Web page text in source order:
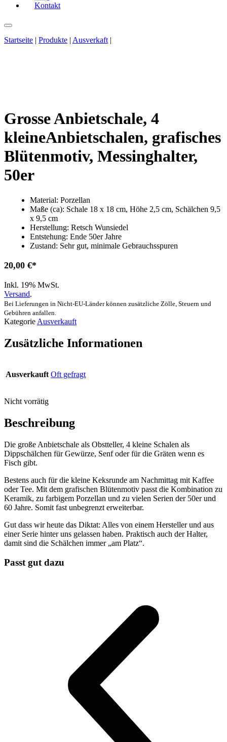
Kontakt
Startseite | Produkte | Ausverkaft |
Grosse Anbietschale, 4
kleineAnbietschalen, grafisches
Blütenmotiv, Messinghalter,
50er
Material: Porzellan
Maße (ca): Schale 18 x 18 cm, Höhe 2,5 cm, Schälchen 9,5
x 9,5 cm
Herstellung: Retsch Wunsiedel
Entstehung: Ende 50er Jahre
Zustand: Sehr gut, minimale Gebrauchsspuren
20,00 €
Inkl. 19% MwSt.
Versand.
Bei Lieferungen in Nicht-EU-Länder können zusätzliche Zölle, Steuern und
Gebühren anfallen.
Kategorie Ausverkauft
Zusätzliche Informationen
Ausverkauft Oft gefragt
Nicht vorrätig
Beschreibung
Die große Anbietschale als Obstteller, 4 kleine Schalen als
Dippschälchen für Gewürze, Senf oder für die Gräten wenn es
Fisch gibt.
Bestens auch für die kleine Keksrunde am Nachmittag mit Kaffee
oder Tee. Mit dem grafischen Blütenmotiv passt die Kombination zu
Keramik, zu farbigem Porzellan und zu vielen Serien der 50er und
60 Jahre. Somit fast unbegrenzt erweiterbar.
Gut dass wir heute das Diktat: Alles von einem Hersteller und aus
einer Serie hinter uns gelassen haben. Praktisch auch der Halter,
damit sind die Schälchen immer „am Platz“.
Passt gut dazu